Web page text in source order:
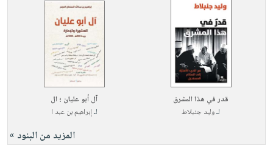
قدر في هذا المشرق
لـوليد جنبلاط
آل أبو عليان ؛ ال
لـإبراهيم بن عبد ا
المزيد من البنود »